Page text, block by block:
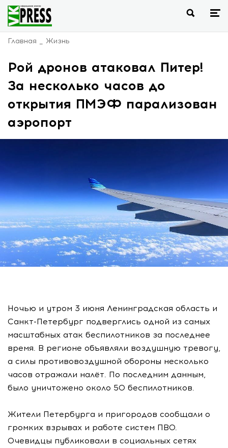
Главная Жизнь
Рой дронов атаковал Питер!
За несколько часов до
открытия ПМЭФ парализован
аэропорт
Ночью и утром 3 июня Ленинградская область и
Санкт-Петербург подверглись одной из самых
масштабных атак беспилотников за последнее
время. В регионе объявляли воздушную тревогу,
а силы противовоздушной обороны несколько
часов отражали налёт. По последним данным,
было уничтожено около 50 беспилотников.
Жители Петербурга и пригородов сообщали о
громких взрывах и работе систем ПВО.
Очевидцы публиковали в социальных сетях